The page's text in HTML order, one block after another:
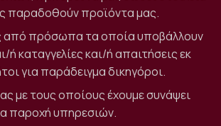
παραδοθούν προϊόντα μας.
από πρόσωπα τα οποία υποβάλλουν
καταγγελίες και/ή απαιτήσεις εκ
για παράδειγμα δικηγόροι.
με τους οποίους έχουμε συνάψει
παροχή υπηρεσιών.